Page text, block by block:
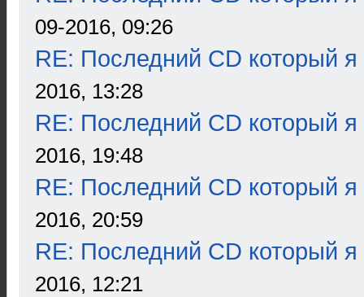
09-2016, 09:26
RE: Последний CD который я
2016, 13:28
RE: Последний CD который я
2016, 19:48
RE: Последний CD который я
2016, 20:59
RE: Последний CD который я
2016, 12:21